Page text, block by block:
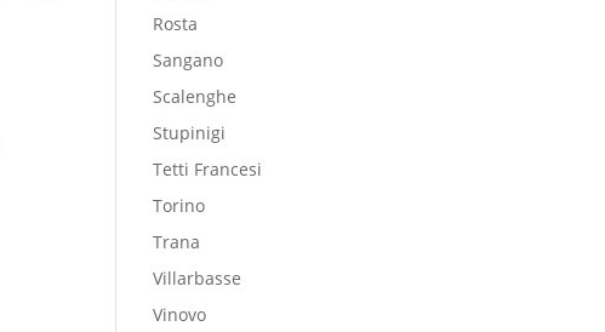
Rosta
Sangano
Scalenghe
Stupinigi
Tetti Francesi
Torino
Trana
Villarbasse
Vinovo